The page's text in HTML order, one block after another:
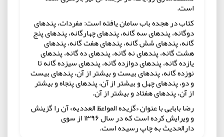
است.
کتاب در هجده باب سامان یافته است: مفردات، پندهای
دوگانه، پندهای سه گانه، پندهای چهارگانه، پندهای پنج
گانه، پندهای شش گانه، پندهای هفت گانه، پندهای
هشت گانه، پندهای نه گانه، پندهای ده گانه، پندهای
یازده گانه، پندهای دوازده گانه، پندهای سیزده گانه تا
نوزده گانه، پندهای بیست و بیشتر از آن، پندهای بیست
و دو، پندهای چهل و بیشتر از آن، پندهای پنجاه و بیشتر
از آن، پندهای هفتاد و بیشتر از آن.
رضا بابایی با عنوان «گزیده المواعظ العددیه» آن را گزینش
و ویرایش کرده است که در سال ۱۳۹۶ از سوی
دارالحدیث به چاپ رسیده است.